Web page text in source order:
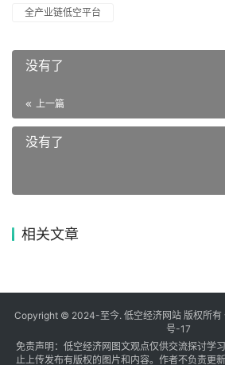
全产业链低空平台
没有了
上一篇
没有了
相关文章
Copyright © 2024-至今. 低空经济网站 版权所有
号-17
免责声明：低空经济网图文观点仅供交流探讨学
止上传发布有版权的图片和内容。作者不负责更